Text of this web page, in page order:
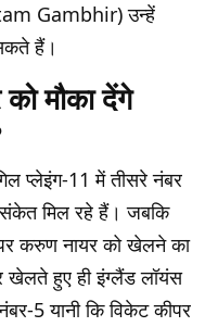
Gambhir) उन्हें
हैं।
मौका देंगे
प्लेइंग-11 में तीसरे नंबर
मिल रहे हैं। जबकि
पर करुण नायर को खेलने का
खेलते हुए ही इंग्लैंड लॉयंस
5 यानी कि विकेट कीपर